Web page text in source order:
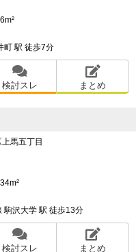
町 駅 徒歩7分
検討スレ まとめ
馬五丁目
駒沢大学 駅 徒歩13分
検討スレ まとめ